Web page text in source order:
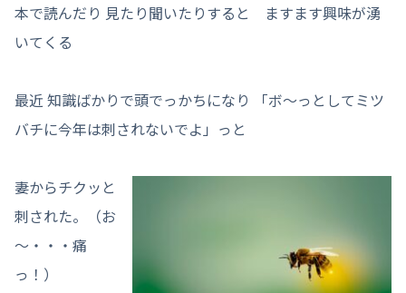
本で読んだり 見たり聞いたりすると ますます興味が湧
いてくる
最近 知識ばかりで頭でっかちになり 「ボ～っとしてミツ
バチに今年は刺されないでよ」っと
妻からチクッと
刺された。（お
～・・・痛
っ！）